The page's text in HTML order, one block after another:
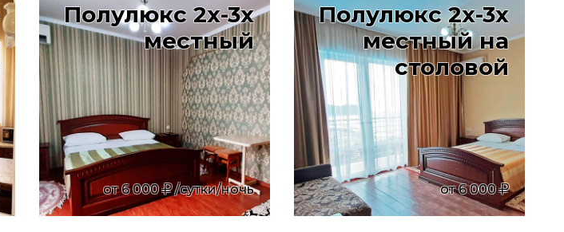
Полулюкс 2х-3х
местный
от 6 000 /сутки/ночь
Полулюкс 2х-3х
местный на
столовой
от 6 000